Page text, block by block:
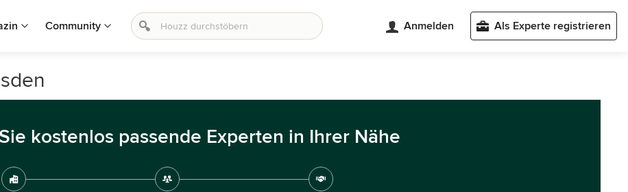
Community Anmelden Als Experte registrieren
kostenlos passende Experten in Ihrer Nähe